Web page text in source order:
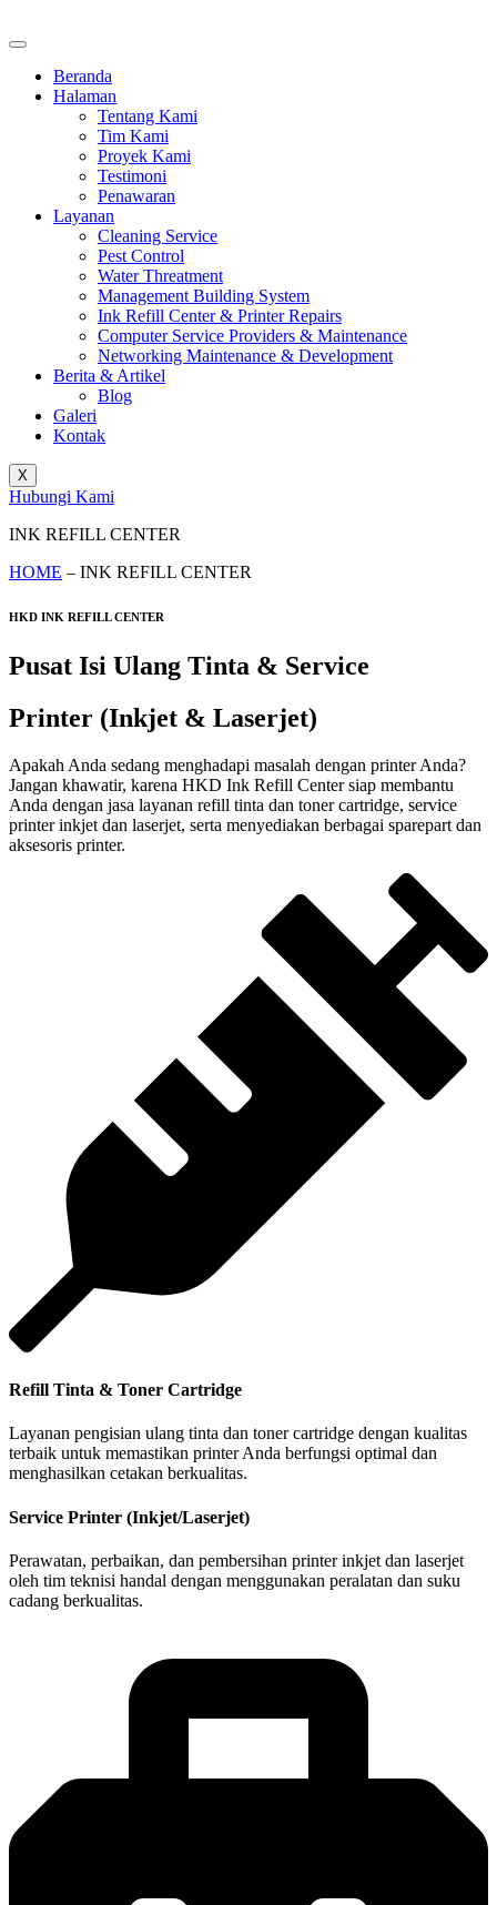
Beranda
Halaman
Tentang Kami
Tim Kami
Proyek Kami
Testimoni
Penawaran
Layanan
Cleaning Service
Pest Control
Water Threatment
Management Building System
Ink Refill Center & Printer Repairs
Computer Service Providers & Maintenance
Networking Maintenance & Development
Berita & Artikel
Blog
Galeri
Kontak
X
Hubungi Kami
INK REFILL CENTER
HOME – INK REFILL CENTER
HKD INK REFILL CENTER
Pusat Isi Ulang Tinta & Service
Printer (Inkjet & Laserjet)
Apakah Anda sedang menghadapi masalah dengan printer Anda?
Jangan khawatir, karena HKD Ink Refill Center siap membantu
Anda dengan jasa layanan refill tinta dan toner cartridge, service
printer inkjet dan laserjet, serta menyediakan berbagai sparepart dan
aksesoris printer.
Refill Tinta & Toner Cartridge
Layanan pengisian ulang tinta dan toner cartridge dengan kualitas
terbaik untuk memastikan printer Anda berfungsi optimal dan
menghasilkan cetakan berkualitas.
Service Printer (Inkjet/Laserjet)
Perawatan, perbaikan, dan pembersihan printer inkjet dan laserjet
oleh tim teknisi handal dengan menggunakan peralatan dan suku
cadang berkualitas.